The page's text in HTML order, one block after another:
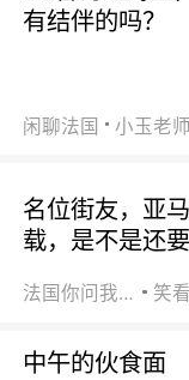
有结伴的吗？
闲聊法国 小玉老师
名位街友，亚
载，是不是还
法国你问我答 笑
中午的伙食面